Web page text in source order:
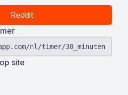
Reddit
nl/timer/30_minuten
site